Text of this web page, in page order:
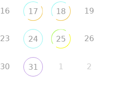
16 17 18 19
23 24 25 26
30 31 1 2